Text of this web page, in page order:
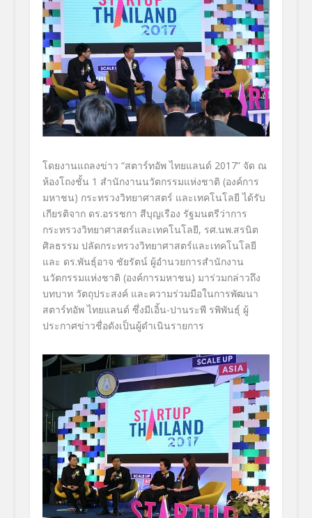
โดยงานแถลงข่าว “สตาร์ทอัพ ไทยแลนด์ 2017” จัด ณ
ห้องโถงชั้น 1 สำนักงานนวัตกรรมแห่งชาติ (องค์การ
มหาชน) กระทรวงวิทยาศาสตร์ และเทคโนโลยี ได้รับ
เกียรติจาก ดร.อรรชกา สีบุญเรือง รัฐมนตรีว่าการ
กระทรวงวิทยาศาสตร์และเทคโนโลยี, รศ.นพ.สรนิต
ศิลธรรม ปลัดกระทรวงวิทยาศาสตร์และเทคโนโลยี
และ ดร.พันธุ์อาจ ชัยรัตน์ ผู้อำนวยการสำนักงาน
นวัตกรรมแห่งชาติ (องค์การมหาชน) มาร่วมกล่าวถึง
บทบาท วัตถุประสงค์ และความร่วมมือในการพัฒนา
สตาร์ทอัพ ไทยแลนด์ ซึ่งมีเอิ้น-ปานระพี รพิพันธุ์ ผู้
ประกาศข่าวชื่อดังเป็นผู้ดำเนินรายการ